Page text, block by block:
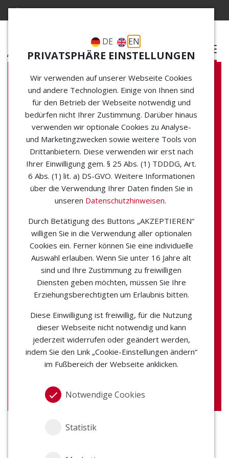
Choose your Language
enü
Webinar
Verbundplanung:
Schlüssel zur
erfolgreichen
Umsetzung von
Wärmeverbundne
tzen
Unterlagen und Mitschnitt vom
13.12.2024
In Zusammenarbeit mit unserem Partner
DE EN
PRIVATSPHÄRE EINSTELLUNGEN
Wir verwenden auf unserer Webseite Cookies
und andere Technologien. Einige von Ihnen sind
für den Betrieb der Webseite notwendig und
bedürfen nicht Ihrer Zustimmung. Darüber hinaus
verwenden wir optionale Cookies zu Analyse-
und Marketingzwecken sowie weitere Tools von
Drittanbietern. Diese verwenden wir erst nach
Ihrer Einwilligung gem. § 25 Abs. (1) TDDDG, Art.
6 Abs. (1) lit. a) DS-GVO. Weitere Informationen
über die Verwendung Ihrer Daten finden Sie in
unseren Datenschutzhinweisen.
Durch Betätigung des Buttons „AKZEPTIEREN“
willigen Sie in die Verwendung aller optionalen
Cookies ein. Ferner können Sie eine individuelle
Auswahl erlauben. Wenn Sie unter 16 Jahre alt
sind und Ihre Zustimmung zu freiwilligen
Diensten geben möchten, müssen Sie Ihre
Erziehungsberechtigten um Erlaubnis bitten.
Diese Einwilligung ist freiwillig, für die Nutzung
dieser Webseite nicht notwendig und kann
jederzeit widerrufen oder geändert werden,
indem Sie den Link „Cookie-Einstellungen ändern“
im Fußbereich der Webseite anklicken.
Notwendige Cookies
Statistik